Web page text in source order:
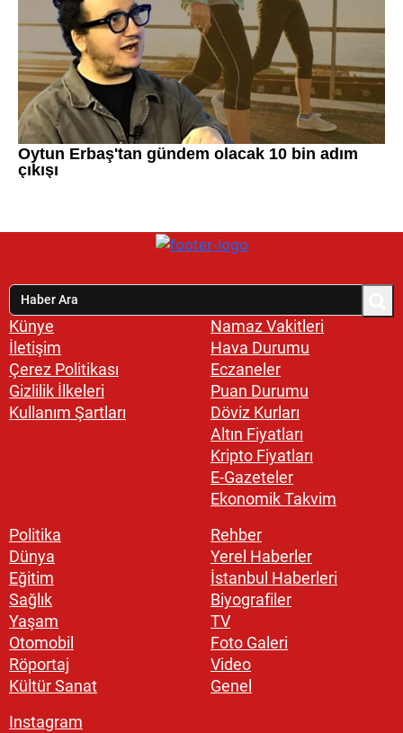
Künye
İletişim
Çerez Politikası
Gizlilik İlkeleri
Kullanım Şartları
Namaz Vakitleri
Hava Durumu
Eczaneler
Puan Durumu
Döviz Kurları
Altın Fiyatları
Kripto Fiyatları
E-Gazeteler
Ekonomik Takvim
Politika
Dünya
Eğitim
Sağlık
Yaşam
Otomobil
Röportaj
Kültür Sanat
Rehber
Yerel Haberler
İstanbul Haberleri
Biyografiler
TV
Foto Galeri
Video
Genel
Instagram